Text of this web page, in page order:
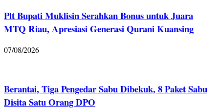
Plt Bupati Muklisin Serahkan Bonus untuk Juara
MTQ Riau, Apresiasi Generasi Qurani Kuansing
07/08/2026
Berantai, Tiga Pengedar Sabu Dibekuk, 8 Paket Sabu
Disita Satu Orang DPO